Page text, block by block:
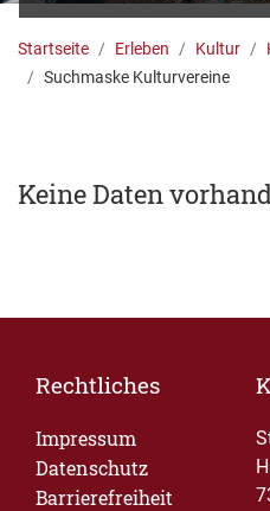
G. Carlucci
Startseite Erleben Kultur
Suchmaske Kulturvereine
Keine Daten
Rechtliches
Impressum
Datenschutz
Barrierefreiheit